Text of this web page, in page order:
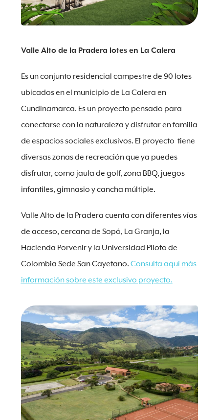
Valle Alto de la Pradera lotes en La Calera
Es un conjunto residencial campestre de 90 lotes
ubicados en el municipio de La Calera en
Cundinamarca. Es un proyecto pensado para
conectarse con la naturaleza y disfrutar en familia
de espacios sociales exclusivos. El proyecto tiene
diversas zonas de recreación que ya puedes
disfrutar, como jaula de golf, zona BBQ, juegos
infantiles, gimnasio y cancha múltiple.
Valle Alto de la Pradera cuenta con diferentes vías
de acceso, cercana de Sopó, La Granja, la
Hacienda Porvenir y la Universidad Piloto de
Colombia Sede San Cayetano. Consulta aquí más
información sobre este exclusivo proyecto.